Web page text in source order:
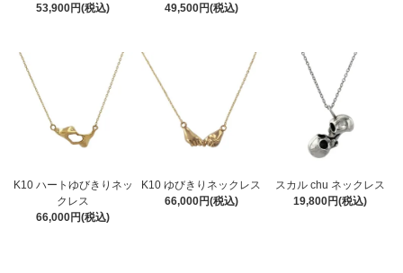
53,900円(税込)
49,500円(税込)
K10 ハートゆびきりネッ
クレス
66,000円(税込)
K10 ゆびきりネックレス
66,000円(税込)
スカル chu ネックレス
19,800円(税込)